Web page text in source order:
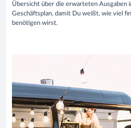
Übersicht über die erwarteten Ausgaben
Geschäftsplan, damit Du weißt, wie viel
benötigen wirst.